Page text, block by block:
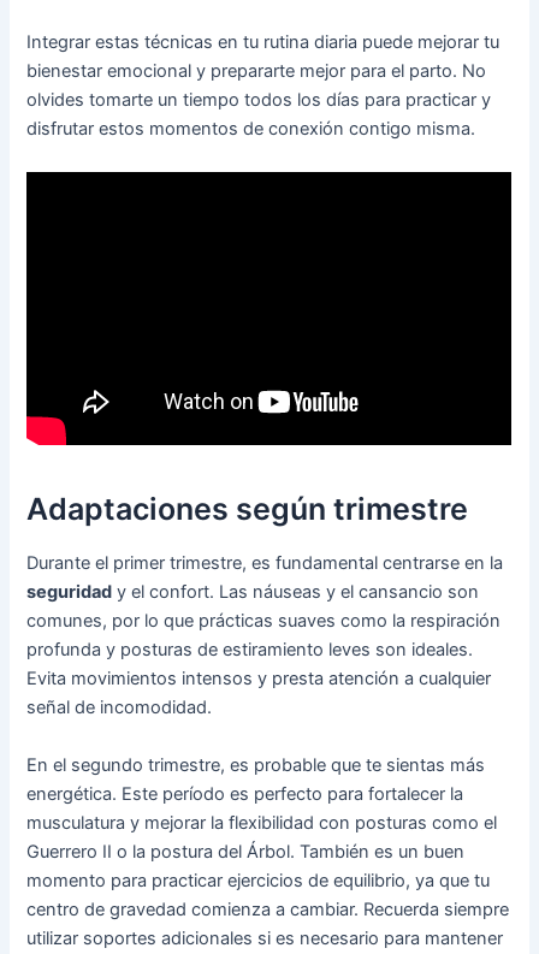
Integrar estas técnicas en tu rutina diaria puede mejorar tu
bienestar emocional y prepararte mejor para el parto. No
olvides tomarte un tiempo todos los días para practicar y
disfrutar estos momentos de conexión contigo misma.
Adaptaciones según trimestre
Durante el primer trimestre, es fundamental centrarse en la
seguridad y el confort. Las náuseas y el cansancio son
comunes, por lo que prácticas suaves como la respiración
profunda y posturas de estiramiento leves son ideales.
Evita movimientos intensos y presta atención a cualquier
señal de incomodidad.
En el segundo trimestre, es probable que te sientas más
energética. Este período es perfecto para fortalecer la
musculatura y mejorar la flexibilidad con posturas como el
Guerrero II o la postura del Árbol. También es un buen
momento para practicar ejercicios de equilibrio, ya que tu
centro de gravedad comienza a cambiar. Recuerda siempre
utilizar soportes adicionales si es necesario para mantener